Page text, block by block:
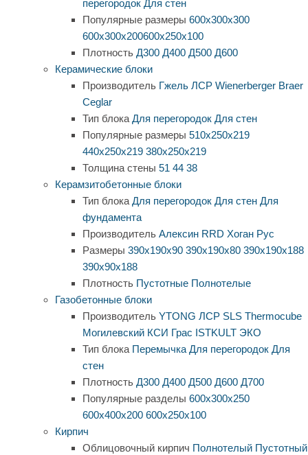
перегородок Для стен
Популярные размеры 600х300х300
600х300х200600х250х100
Плотность Д300 Д400 Д500 Д600
Керамические блоки
Производитель Гжель ЛСР Wienerberger Braer
Ceglar
Тип блока Для перегородок Для стен
Популярные размеры 510х250х219
440х250х219 380х250х219
Толщина стены 51 44 38
Керамзитобетонные блоки
Тип блока Для перегородок Для стен Для
фундамента
Производитель Алексин RRD Хоган Рус
Размеры 390х190х90 390х190х80 390х190х188
390х90х188
Плотность Пустотные Полнотелые
Газобетонные блоки
Производитель YTONG ЛСР SLS Thermocube
Могилевский КСИ Грас ISTKULT ЭКО
Тип блока Перемычка Для перегородок Для
стен
Плотность Д300 Д400 Д500 Д600 Д700
Популярные разделы 600х300х250
600х400х200 600х250х100
Кирпич
Облицовочный кирпич Полнотелый Пустотный